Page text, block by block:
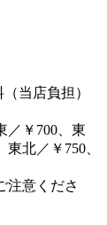
当店負担）
／￥700、東
北／￥750、
注意くださ